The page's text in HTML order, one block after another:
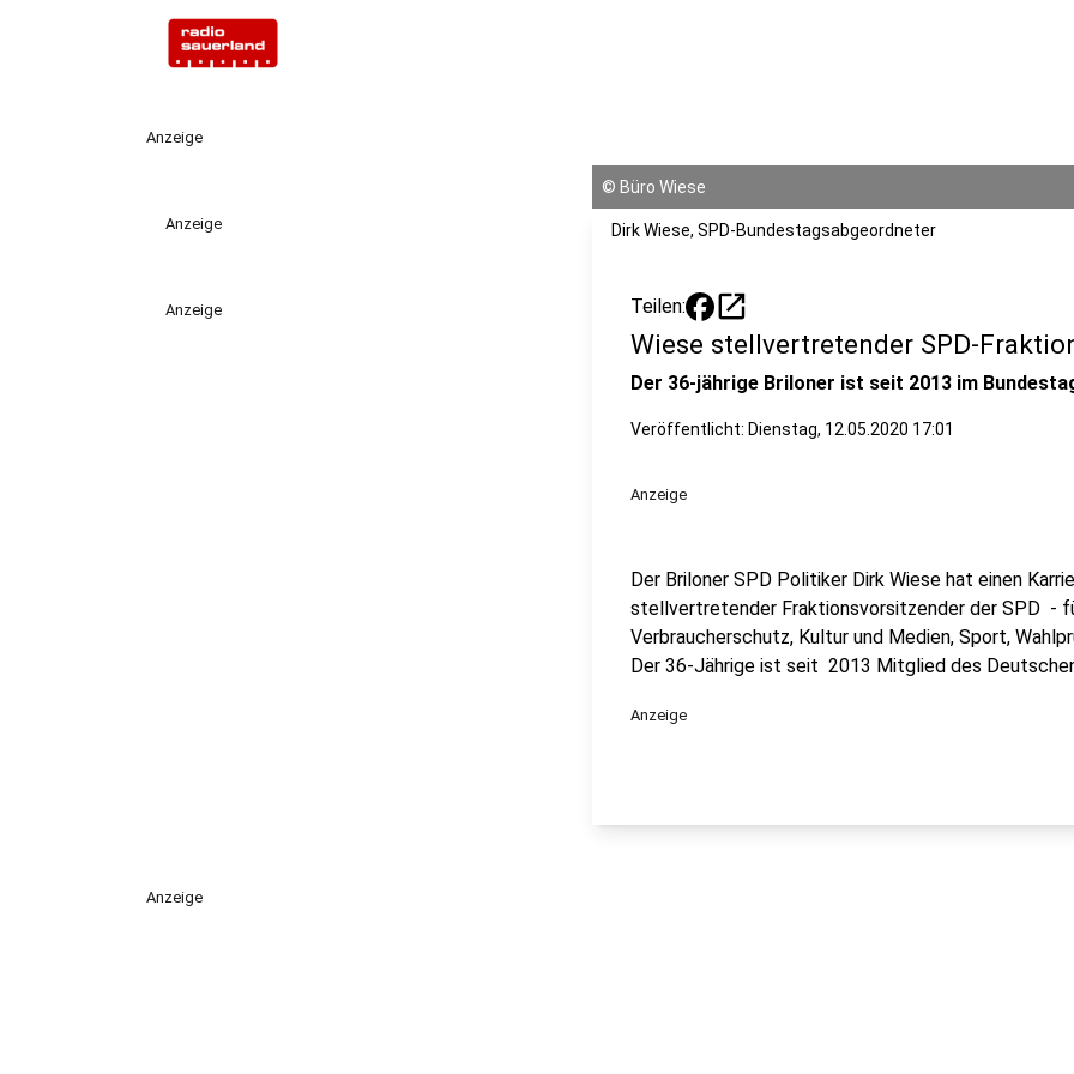
Anzeige
Anzeige
Anzeige
© Büro Wiese
Dirk Wiese, SPD-Bundestagsabgeordneter
Teilen: open_in_new
Wiese stellvertretender SPD-
Der 36-jährige Briloner ist seit 2013 im
Veröffentlicht: Dienstag, 12.05.2020 17:01
Anzeige
Der Briloner SPD Politiker Dirk Wiese hat einen
stellvertretender Fraktionsvorsitzender der SPD -
Verbraucherschutz, Kultur und Medien, Sport,
Der 36-Jährige ist seit 2013 Mitglied des
Anzeige
Anzeige